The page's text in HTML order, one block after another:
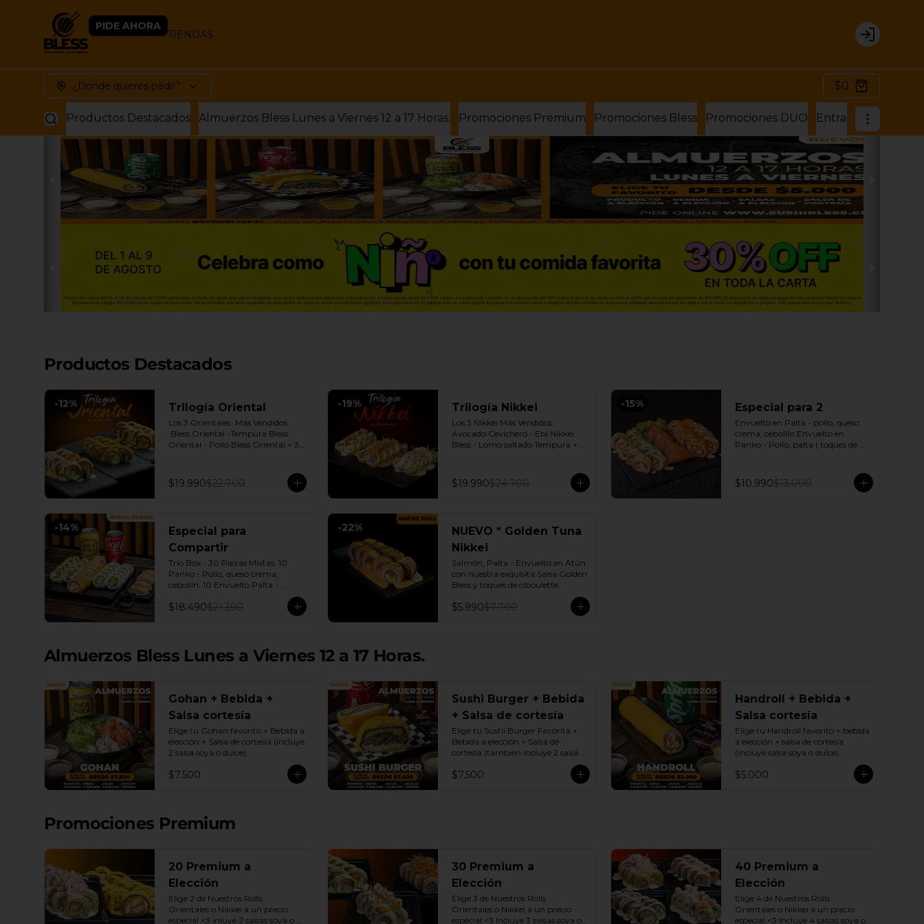
PIDE AHORA
TIENDAS Login
¿Dónde quieres pedir? $0
Productos Destacados Almuerzos Bless Lunes a Viernes 12 a 17 Horas. Promociones Premium Promociones Bless Promociones DUO Entradas
Productos Destacados
-12% Trilogía Oriental
Los 3 Orientales  Más Vendidos.
Bless Oriental -Tempura Bless
Oriental - Pollo Bless Oriental + 3
$19.990$22.700
-19% Trilogía Nikkei
Los 3 Nikkei Más Vendidos:
Avocado Cevichero - Ebi Nikkei
Bless - Lomo saltado Tempura + 3
$19.990$24.700
-15% Especial para 2
Envuelto en Palta - pollo, queso
crema, cebollín Envuelto en
Panko - Pollo, palta ( toques de
Agridulce Bless - 2 Salsa soya
$10.990$13.000
-14%
Especial para
Compartir
Trio Box - 30 Piezas Mixtas. 10
Panko - Pollo, queso crema,
cebollín. 10 Envuelto Palta -
Salmón, queso crema, cebollín. 10
Envuelto Queso - Camarón, palta.
$18.490$21.390
-22%
NUEVO * Golden Tuna
Nikkei
Salmón, Palta - Envuelto en Atún
con nuestra exquisita Salsa Golden
Bless y toques de ciboulette.
$5.990$7.700
Almuerzos Bless Lunes a Viernes 12 a 17 Horas.
Gohan + Bebida +
Salsa cortesía
Elige tu Gohan favorito + Bebida a
elección + Salsa de cortesía (incluye
2 salsa soya o dulce)
viernes de 12 a 17 Horas.
$7.500
Sushi Burger + Bebida
+ Salsa de cortesía
Elige tu Sushi Burger Favorita +
Bebida a elección + Salsa de
cortesía (también incluye 2 salsa
Promoción exclusiva Lunes a
$7.500
Handroll + Bebida +
Salsa cortesía
Elige tu Handroll favorito + bebida
a elección + salsa de cortesía
(incluye salsa soya o dulce)
viernes de 12 a 17 Horas.
$5.000
Promociones Premium
20 Premium a
Elección
Elige 2 de Nuestros Rolls
Orientales o Nikkei a un precio
especial <3 inluye 2 salsas soya o
30 Premium a
Elección
Elige 3 de Nuestros Rolls
Orientales o Nikkei a un precio
especial <3 Incluye 3 salsas soya o
40 Premium a
Elección
Elige 4 de Nuestros Rolls
Orientales o Nikkei a un precio
especial <3 Incluye 4 salsas soya o